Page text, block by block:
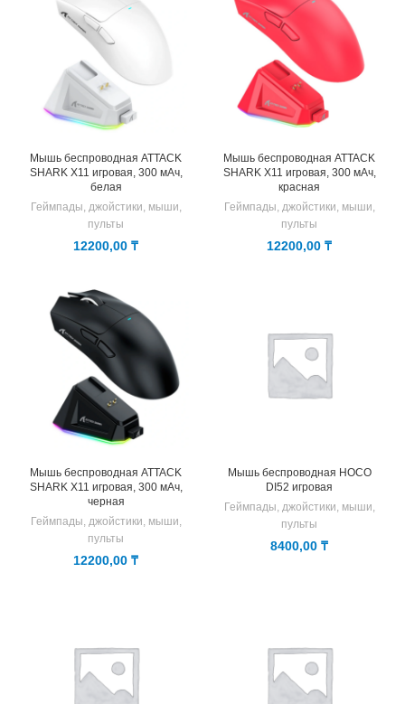
Мышь беспроводная ATTACK
SHARK X11 игровая, 300 мАч,
белая
Геймпады, джойстики, мыши,
пульты
12200,00 ₸
Мышь беспроводная ATTACK
SHARK X11 игровая, 300 мАч,
красная
Геймпады, джойстики, мыши,
пульты
12200,00 ₸
Мышь беспроводная ATTACK
SHARK X11 игровая, 300 мАч,
черная
Геймпады, джойстики, мыши,
пульты
12200,00 ₸
Мышь беспроводная HOCO
DI52 игровая
Геймпады, джойстики, мыши,
пульты
8400,00 ₸